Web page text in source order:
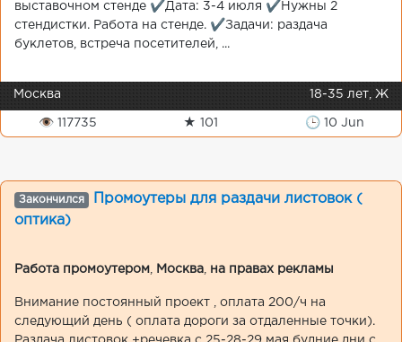
выставочном стенде ✔️Дата: 3-4 июля ✔️Нужны 2
стендистки. Работа на стенде. ✔️Задачи: раздача
буклетов, встреча посетителей, ...
Москва 18-35 лет, Ж
👁 117735 ★ 101 🕒 10 Jun
Закончился
Промоутеры для раздачи листовок (
оптика)
Работа промоутером Москва на правах рекламы
Внимание постоянный проект , оплата 200/ч на
следующий день ( оплата дороги за отдаленные точки).